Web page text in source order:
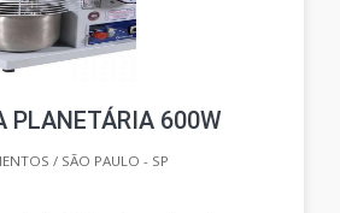
PLANETÁRIA 600W
/ SÃO PAULO - SP